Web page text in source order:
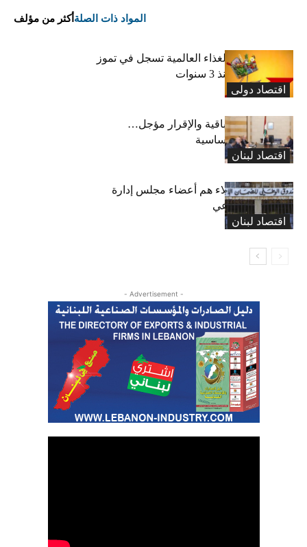
المواد ذات الصلة أكثر من مؤلف
اقتصاد دولی
“الفاو”: أسعار الغذاء العالمية تسجل في تموز
أعلى مستوى منذ 3 سنوات
اقتصاد لبنان
رسوم النفايات باقية والإقرار مؤجل…
واستثناء لمواد أساسية
اقتصاد لبنان
بعد 19 عاماً: هؤلاء هم أعضاء مجلس إدارة
الضمان الاجتماعي
- Advertisement -